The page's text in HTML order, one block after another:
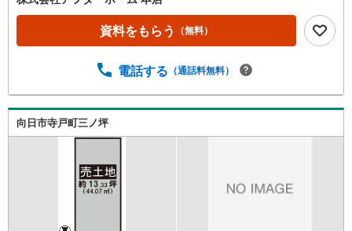
資料をもらう （無料）
電話する （通話料無料）
向日市寺戸町三ノ坪